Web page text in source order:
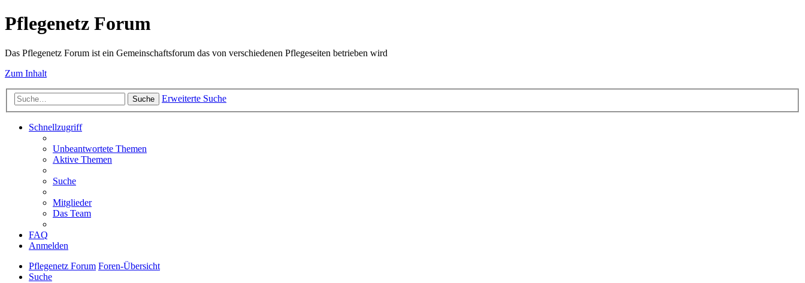
Pflegenetz Forum
Das Pflegenetz Forum ist ein Gemeinschaftsforum das von verschiedenen Pflegeseiten betrieben wird
Zum Inhalt
Suche Erweiterte Suche
Schnellzugriff
Unbeantwortete Themen
Aktive Themen
Suche
Mitglieder
Das Team
FAQ
Anmelden
Pflegenetz Forum Foren-Übersicht
Suche